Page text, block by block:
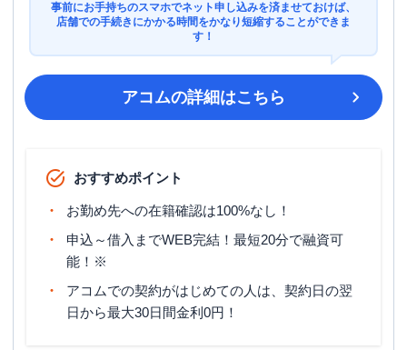
事前にお手持ちのスマホでネット申し込みを済ませておけば、
店舗での手続きにかかる時間をかなり短縮することができま
す！
アコムの詳細はこちら
おすすめポイント
お勤め先への在籍確認は100%なし！
申込～借入までWEB完結！最短20分で融資可
能！※
アコムでの契約がはじめての人は、契約日の翌
日から最大30日間金利0円！